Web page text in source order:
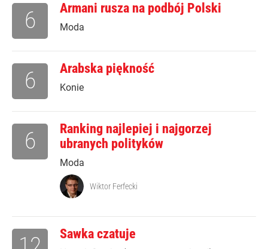
Armani rusza na podbój Polski
Moda
6
Arabska piękność
Konie
6
Ranking najlepiej i najgorzej
ubranych polityków
Moda
6
Wiktor Ferfecki
Sawka czatuje